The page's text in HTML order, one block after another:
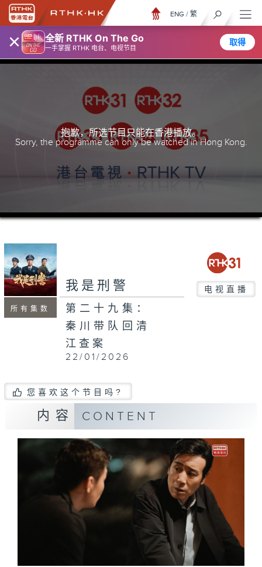
× 全新 RTHK On The Go
一手掌握 RTHK 电台、电视节目
取得
ENG / 繁
抱歉，所选节目只能在香港播放。
Sorry, the programme can only be watched in Hong Kong.
所有集数
我是刑警 电视直播
第二十九集：
秦川带队回清
江查案
22/01/2026
您喜欢这个节目吗?
内容 CONTENT